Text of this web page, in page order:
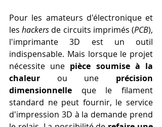
Pour les amateurs d'électronique et
les hackers de circuits imprimés (PCB),
l'imprimante 3D est un outil
indispensable. Mais lorsque le projet
nécessite une pièce soumise à la
chaleur ou une précision
dimensionnelle que le filament
standard ne peut fournir, le service
d'impression 3D à la demande prend